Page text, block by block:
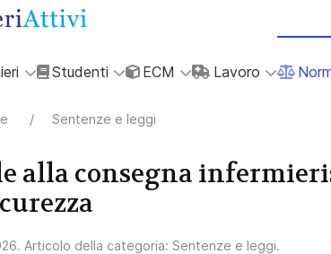
Studenti ECM Lavoro
Sentenze e leggi
alla consegna
. Articolo della categoria: Sentenze e leggi.